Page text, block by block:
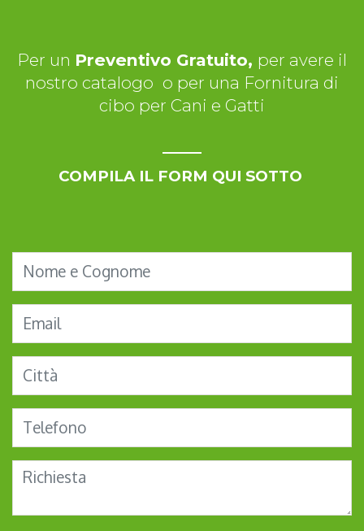
Per un Preventivo Gratuito, per avere il
nostro catalogo o per una Fornitura di
cibo per Cani e Gatti
COMPILA IL FORM QUI SOTTO